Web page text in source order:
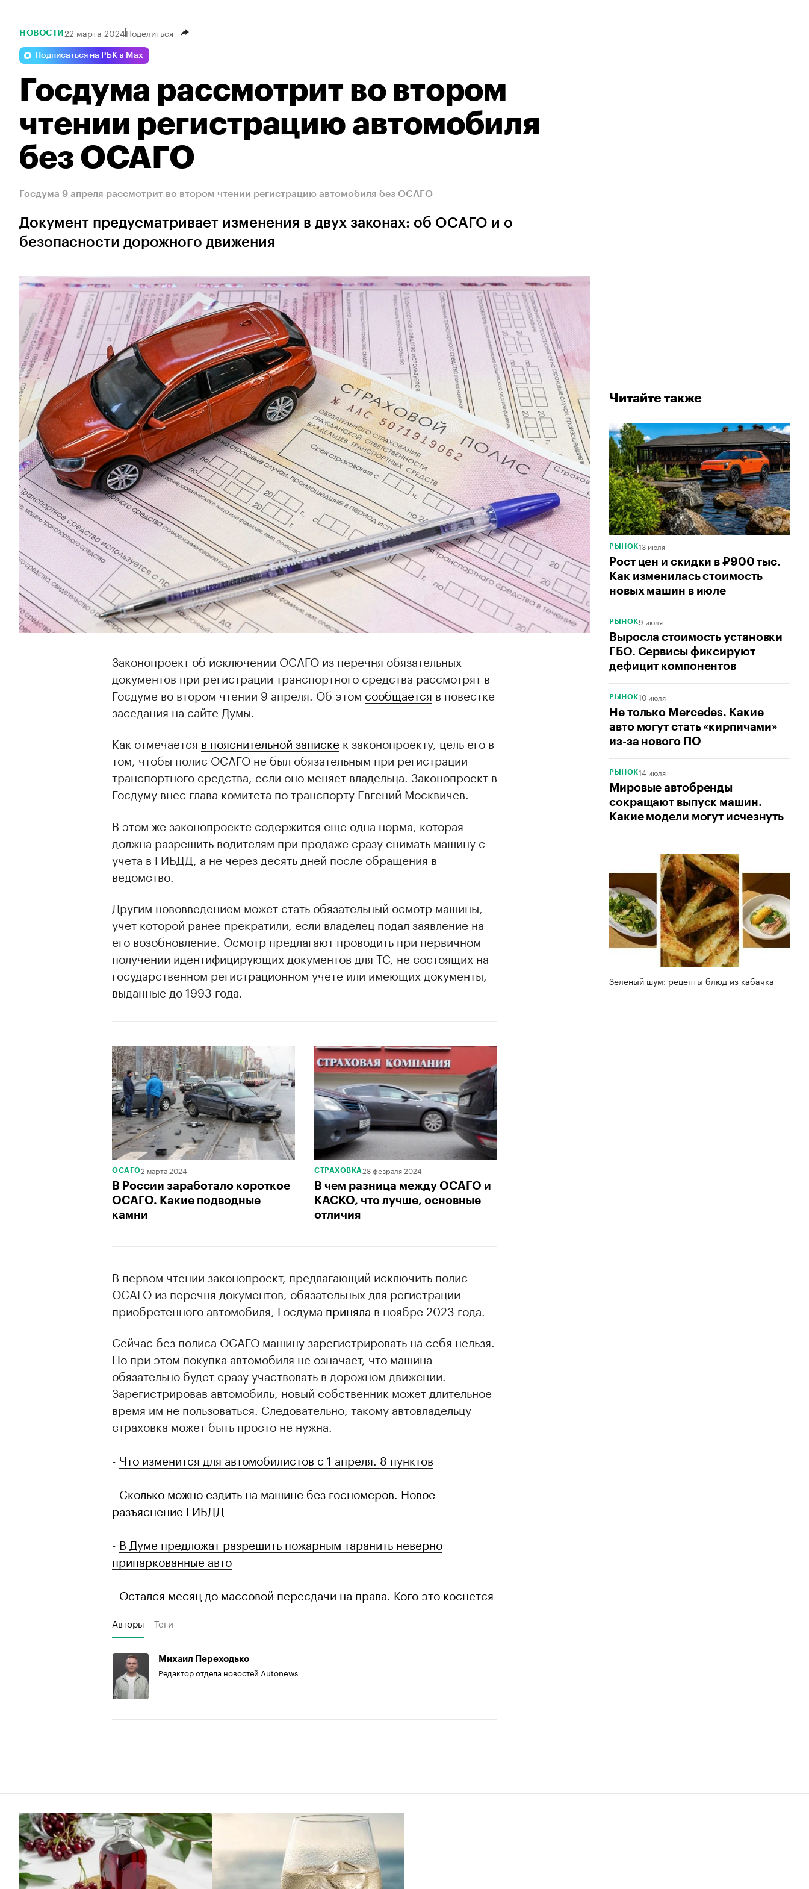
Читайте также
РЫНОК13 июля
Рост цен и скидки в ₽900 тыс.
Как изменилась стоимость
новых машин в июле
РЫНОК9 июля
Выросла стоимость установки
ГБО. Сервисы фиксируют
дефицит компонентов
РЫНОК10 июля
Не только Mercedes. Какие
авто могут стать «кирпичами»
из-за нового ПО
РЫНОК14 июля
Мировые автобренды
сокращают выпуск машин.
Какие модели могут исчезнуть
Зеленый шум: рецепты блюд из кабачка
НОВОСТИ 22 марта 2024Поделиться
Подписаться на РБК в Max
Госдума рассмотрит во втором
чтении регистрацию автомобиля
без ОСАГО
Госдума 9 апреля рассмотрит во втором чтении регистрацию автомобиля без ОСАГО
Документ предусматривает изменения в двух законах: об ОСАГО и о
безопасности дорожного движения
Законопроект об исключении ОСАГО из перечня обязательных
документов при регистрации транспортного средства рассмотрят в
Госдуме во втором чтении 9 апреля. Об этом сообщается в повестке
заседания на сайте Думы.
Как отмечается в пояснительной записке к законопроекту, цель его в
том, чтобы полис ОСАГО не был обязательным при регистрации
транспортного средства, если оно меняет владельца. Законопроект в
Госдуму внес глава комитета по транспорту Евгений Москвичев.
В этом же законопроекте содержится еще одна норма, которая
должна разрешить водителям при продаже сразу снимать машину с
учета в ГИБДД, а не через десять дней после обращения в
ведомство.
Другим нововведением может стать обязательный осмотр машины,
учет которой ранее прекратили, если владелец подал заявление на
его возобновление. Осмотр предлагают проводить при первичном
получении идентифицирующих документов для ТС, не состоящих на
государственном регистрационном учете или имеющих документы,
выданные до 1993 года.
ОСАГО2 марта 2024
В России заработало короткое
ОСАГО. Какие подводные
камни
СТРАХОВКА28 февраля 2024
В чем разница между ОСАГО и
КАСКО, что лучше, основные
отличия
В первом чтении законопроект, предлагающий исключить полис
ОСАГО из перечня документов, обязательных для регистрации
приобретенного автомобиля, Госдума приняла в ноябре 2023 года.
Сейчас без полиса ОСАГО машину зарегистрировать на себя нельзя.
Но при этом покупка автомобиля не означает, что машина
обязательно будет сразу участвовать в дорожном движении.
Зарегистрировав автомобиль, новый собственник может длительное
время им не пользоваться. Следовательно, такому автовладельцу
страховка может быть просто не нужна.
- Что изменится для автомобилистов с 1 апреля. 8 пунктов
- Сколько можно ездить на машине без госномеров. Новое
разъяснение ГИБДД
- В Думе предложат разрешить пожарным таранить неверно
припаркованные авто
- Остался месяц до массовой пересдачи на права. Кого это коснется
Авторы Теги
Михаил Переходько
Редактор отдела новостей Autonews